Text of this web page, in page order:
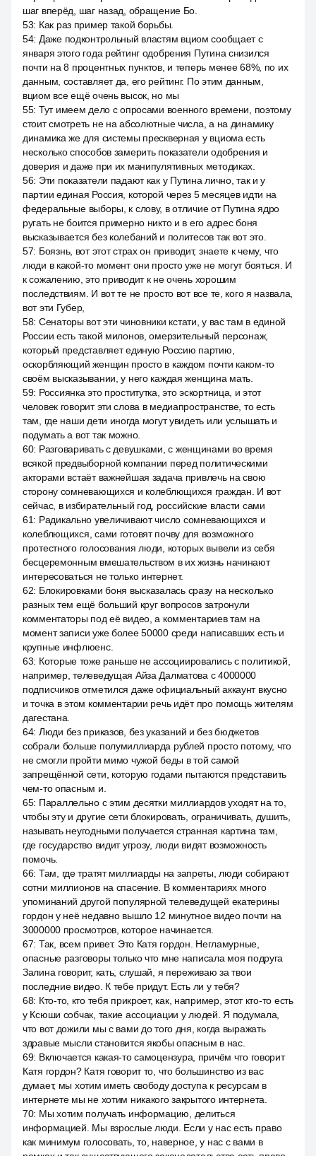
шаг вперёд, шаг назад, обращение Бо.
53: Как раз пример такой борьбы.
54: Даже подконтрольный властям вциом сообщает с
января этого года рейтинг одобрения Путина снизился
почти на 8 процентных пунктов, и теперь менее 68%, по их
данным, составляет да, его рейтинг. По этим данным,
вциом все ещё очень высок, но мы
55: Тут имеем дело с опросами военного времени, поэтому
стоит смотреть не на абсолютные числа, а на динамику
динамика же для системы прескверная у вциома есть
несколько способов замерить показатели одобрения и
доверия и даже при их манипулятивных методиках.
56: Эти показатели падают как у Путина лично, так и у
партии единая Россия, которой через 5 месяцев идти на
федеральные выборы, к слову, в отличие от Путина ядро
ругать не боится примерно никто и в его адрес боня
высказывается без колебаний и политесов так вот это.
57: Боязнь, вот этот страх он приводит, знаете к чему, что
люди в какой-то момент они просто уже не могут бояться. И
к сожалению, это приводит к не очень хорошим
последствиям. И вот те не просто вот все те, кого я назвала,
вот эти Губер,
58: Сенаторы вот эти чиновники кстати, у вас там в единой
России есть такой милонов, омерзительный персонаж,
который представляет единую Россию партию,
оскорбляющий женщин просто в каждом почти каком-то
своём высказывании, у него каждая женщина мать.
59: Россиянка это проститутка, это эскортница, и этот
человек говорит эти слова в медиапространстве, то есть
там, где наши дети иногда могут увидеть или услышать и
подумать а вот так можно.
60: Разговаривать с девушками, с женщинами во время
всякой предвыборной компании перед политическими
акторами встаёт важнейшая задача привлечь на свою
сторону сомневающихся и колеблющихся граждан. И вот
сейчас, в избирательный год, российские власти сами
61: Радикально увеличивают число сомневающихся и
колеблющихся, сами готовят почву для возможного
протестного голосования люди, которых вывели из себя
бесцеремонным вмешательством в их жизнь начинают
интересоваться не только интернет.
62: Блокировками боня высказалась сразу на несколько
разных тем ещё больший круг вопросов затронули
комментаторы под её видео, а комментариев там на
момент записи уже более 50000 среди написавших есть и
крупные инфлюенс.
63: Которые тоже раньше не ассоциировались с политикой,
например, телеведущая Айза Далматова с 4000000
подписчиков отметился даже официальный аккаунт вкусно
и точка в этом комментарии речь идёт про помощь жителям
дагестана.
64: Люди без приказов, без указаний и без бюджетов
собрали больше полумиллиарда рублей просто потому, что
не смогли пройти мимо чужой беды в той самой
запрещённой сети, которую годами пытаются представить
чем-то опасным и.
65: Параллельно с этим десятки миллиардов уходят на то,
чтобы эту и другие сети блокировать, ограничивать, душить,
называть неугодными получается странная картина там,
где государство видит угрозу, люди видят возможность
помочь.
66: Там, где тратят миллиарды на запреты, люди собирают
сотни миллионов на спасение. В комментариях много
упоминаний другой популярной телеведущей екатерины
гордон у неё недавно вышло 12 минутное видео почти на
3000000 просмотров, которое начинается.
67: Так, всем привет. Это Катя гордон. Негламурные,
опасные разговоры только что мне написала моя подруга
Залина говорит, кать, слушай, я переживаю за твои
последние видео. К тебе придут. Есть ли у тебя?
68: Кто-то, кто тебя прикроет, как, например, этот кто-то есть
у Ксюши собчак, такие ассоциации у людей. Я подумала,
что вот дожили мы с вами до того дня, когда выражать
здравые мысли становится якобы опасным в нас.
69: Включается какая-то самоцензура, причём что говорит
Катя гордон? Катя говорит то, что большинство из вас
думает, мы хотим иметь свободу доступа к ресурсам в
интернете мы не хотим никакого закрытого интернета.
70: Мы хотим получать информацию, делиться
информацией. Мы взрослые люди. Если у нас есть право
как минимум голосовать, то, наверное, у нас с вами в